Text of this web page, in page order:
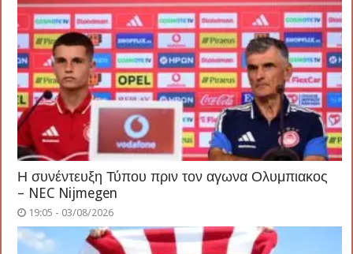
Η συνέντευξη Τύπου πριν τον αγωνα Ολυμπιακος
– NEC Nijmegen
19:05 - 03/08/2026